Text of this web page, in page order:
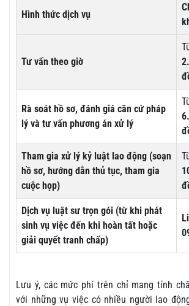
Hình thức dịch vụ
Tư vấn theo giờ
Rà soát hồ sơ, đánh giá căn cứ pháp
lý và tư vấn phương án xử lý
Tham gia xử lý kỷ luật lao động (soạn
hồ sơ, hướng dẫn thủ tục, tham gia
cuộc họp)
Dịch vụ luật sư trọn gói (từ khi phát
sinh vụ việc đến khi hoàn tất hoặc
giải quyết tranh chấp)
Lưu ý, các mức phí trên chỉ mang tính
với những vụ việc có nhiều người lao